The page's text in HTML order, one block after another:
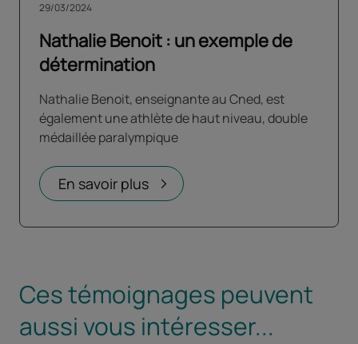
Nathalie Benoit : un exemple de
détermination
29/03/2024
Nathalie Benoit, enseignante au Cned, est
également une athlète de haut niveau, double
médaillée paralympique
En savoir plus
Ces témoignages peuvent
aussi vous intéresser...